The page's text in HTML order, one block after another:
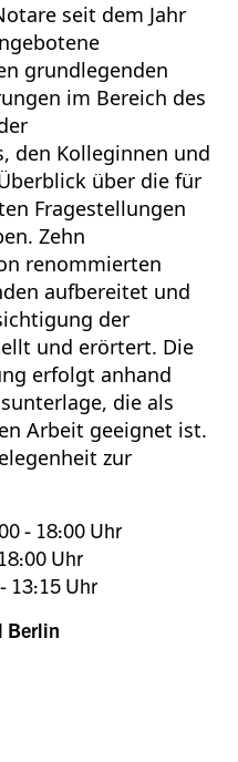
seit dem Jahr
grundlegenden
im Bereich des
den Kolleginnen und
über die für
Fragestellungen
Zehn
renommierten
aufbereitet und
der
und erörtert. Die
erfolgt anhand
die als
Arbeit geeignet ist.
zur
- 18:00 Uhr
Uhr
13:15 Uhr
Berlin